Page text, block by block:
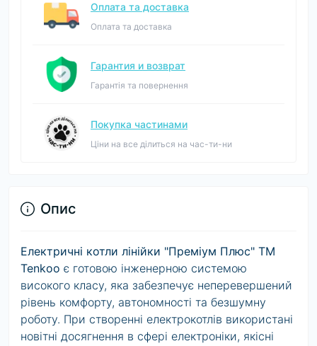
Оплата та доставка
Оплата та доставка
Гарантия и возврат
Гарантія та повернення
Покупка частинами
Ціни на все ділиться на час-ти-ни
Опис
Електричні котли лінійки "Преміум Плюс" ТМ
Tenkoo є готовою інженерною системою
високого класу, яка забезпечує неперевершений
рівень комфорту, автономності та безшумну
роботу. При створенні електрокотлів використані
новітні досягнення в сфері електроніки, якісні